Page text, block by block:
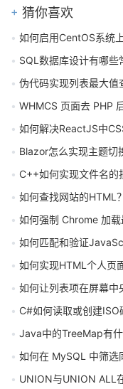
猜你喜欢
如何启用CentOS系统
SQL数据库设计有哪
伪代码实现列表最大值
WHMCS 页面去 PHP
如何解决ReactJS中
Blazor怎么实现主题切
C++如何实现文件名的
如何查找网站的HTML
如何强制 Chrome 加载最
如何匹配和验证
如何实现HTML个人页
如何让列表项在屏幕中
C#如何读取或创建ISO
Java中的TreeMap有什么特
如何在 MySQL 中筛选
UNION与UNION ALL在